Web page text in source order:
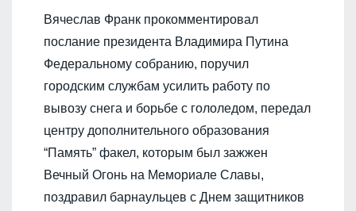
Вячеслав Франк прокомментировал
послание президента Владимира Путина
Федеральному собранию, поручил
городским службам усилить работу по
вывозу снега и борьбе с гололедом, передал
центру дополнительного образования
“Память” факел, которым был зажжен
Вечный Огонь на Мемориале Славы,
поздравил барнаульцев с Днем защитников